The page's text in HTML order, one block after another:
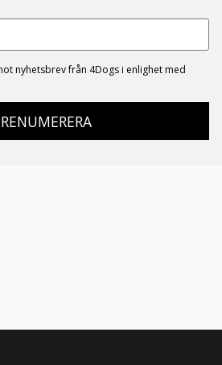
nyhetsbrev från 4Dogs i enlighet med